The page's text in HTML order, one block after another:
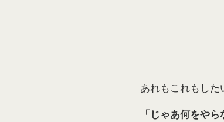
あれもこれもし
「じゃあ何をやら